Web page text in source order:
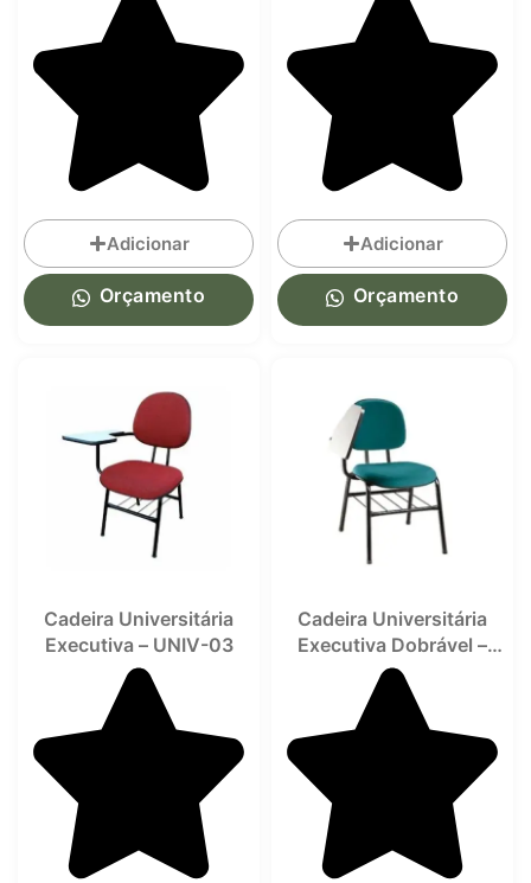
Adicionar
Orçamento
Adicionar
Orçamento
Cadeira Universitária
Executiva – UNIV-03
Cadeira Universitária
Executiva Dobrável –
UNIV-04